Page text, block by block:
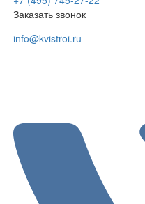
Заказать звонок
info@kvistroi.ru